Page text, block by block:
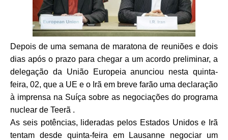
Depois de uma semana de maratona de reuniões e dois
dias após o prazo para chegar a um acordo preliminar, a
delegação da União Europeia anunciou nesta quinta-
feira, 02, que a UE e o Irã em breve farão uma declaração
à imprensa na Suíça sobre as negociações do programa
nuclear de Teerã .
As seis potências, lideradas pelos Estados Unidos e Irã
tentam desde quinta-feira em Lausanne negociar um